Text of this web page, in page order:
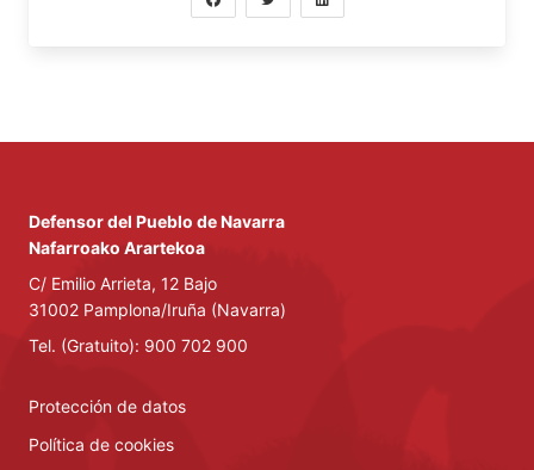
Defensor del Pueblo de Navarra
Nafarroako Arartekoa
C/ Emilio Arrieta, 12 Bajo
31002 Pamplona/Iruña (Navarra)
Tel. (Gratuito): 900 702 900
Protección de datos
Política de cookies